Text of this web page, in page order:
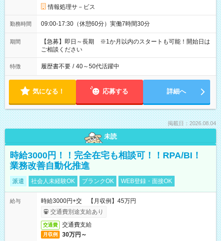
情報処理サ－ビス
勤務時間 09:00-17:30（休憩60分）実働7時間30分
期間
【急募】即日～長期 ※1か月以内のスタートも可能！開始日は
ご相談ください
特徴 履歴書不要 / 40～50代活躍中
気になる！ 応募する 詳細へ
掲載日：2026.08.04
未読
時給3000円！！完全在宅も相談可！！RPA/BI！
業務改善自動化推進
派遣 社会人未経験OK ブランクOK WEB登録・面接OK
給与
時給3000円+交 【月収例】45万円
交通費別途支給あり
交通費 交通費支給
月収例 30万円～